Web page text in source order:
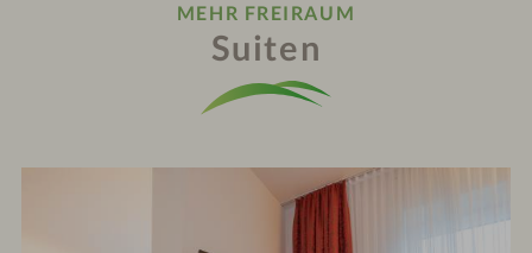
MEHR FREIRAUM
Suiten